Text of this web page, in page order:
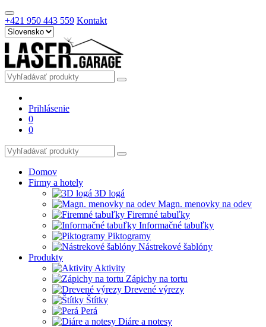
+421 950 443 559 Kontakt
Prihlásenie
0
0
Domov
Firmy a hotely
3D logá
Magn. menovky na odev
Firemné tabuľky
Informačné tabuľky
Piktogramy
Nástrekové šablóny
Produkty
Aktivity
Zápichy na tortu
Drevené výrezy
Štítky
Perá
Diáre a notesy